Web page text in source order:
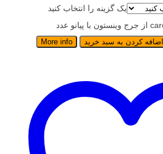
یک گزینه را انتخاب کنید
اضافه کردن به سبد خرید More info